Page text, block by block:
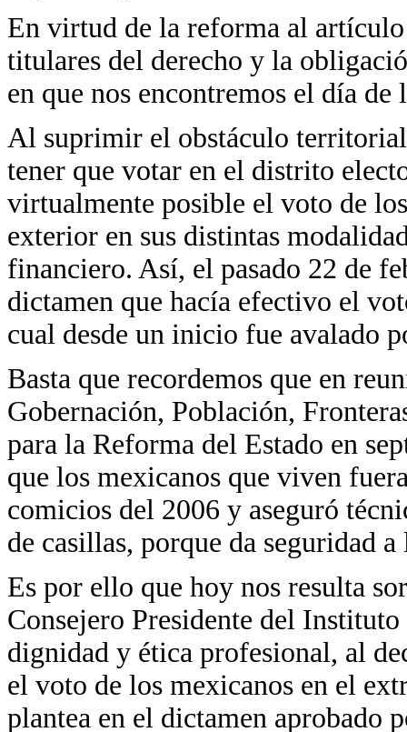
En virtud de la reforma al
titulares del derecho y la
en que nos encontremos el día de
Al suprimir el obstáculo
tener que votar en el distrito
virtualmente posible el voto de
exterior en sus distintas
financiero. Así, el pasado 22 de
dictamen que hacía efectivo el
cual desde un inicio fue avalado
Basta que recordemos que en
Gobernación, Población,
para la Reforma del Estado en
que los mexicanos que viven
comicios del 2006 y aseguró
de casillas, porque da seguridad
Es por ello que hoy nos resulta
Consejero Presidente del
dignidad y ética profesional, al
el voto de los mexicanos en el
plantea en el dictamen aprobado